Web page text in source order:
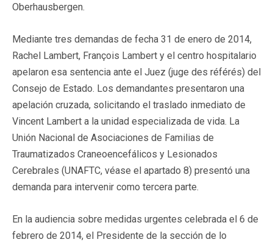
Oberhausbergen.
Mediante tres demandas de fecha 31 de enero de 2014,
Rachel Lambert, François Lambert y el centro hospitalario
apelaron esa sentencia ante el Juez (juge des référés) del
Consejo de Estado. Los demandantes presentaron una
apelación cruzada, solicitando el traslado inmediato de
Vincent Lambert a la unidad especializada de vida. La
Unión Nacional de Asociaciones de Familias de
Traumatizados Craneoencefálicos y Lesionados
Cerebrales (UNAFTC, véase el apartado 8) presentó una
demanda para intervenir como tercera parte.
En la audiencia sobre medidas urgentes celebrada el 6 de
febrero de 2014, el Presidente de la sección de lo